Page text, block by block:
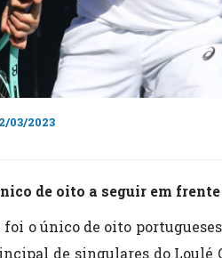
03/2023
de oito a seguir em
foi o único de oito
de singulares do